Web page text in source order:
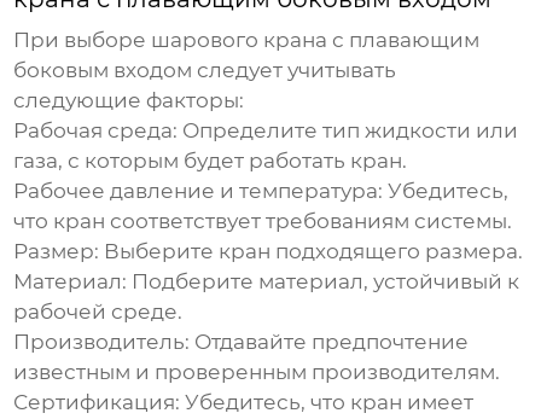
При выборе шарового крана с плавающим
боковым входом следует учитывать
следующие факторы:
Рабочая среда: Определите тип жидкости или
газа, с которым будет работать кран.
Рабочее давление и температура: Убедитесь,
что кран соответствует требованиям системы.
Размер: Выберите кран подходящего размера.
Материал: Подберите материал, устойчивый к
рабочей среде.
Производитель: Отдавайте предпочтение
известным и проверенным производителям.
Сертификация: Убедитесь, что кран имеет